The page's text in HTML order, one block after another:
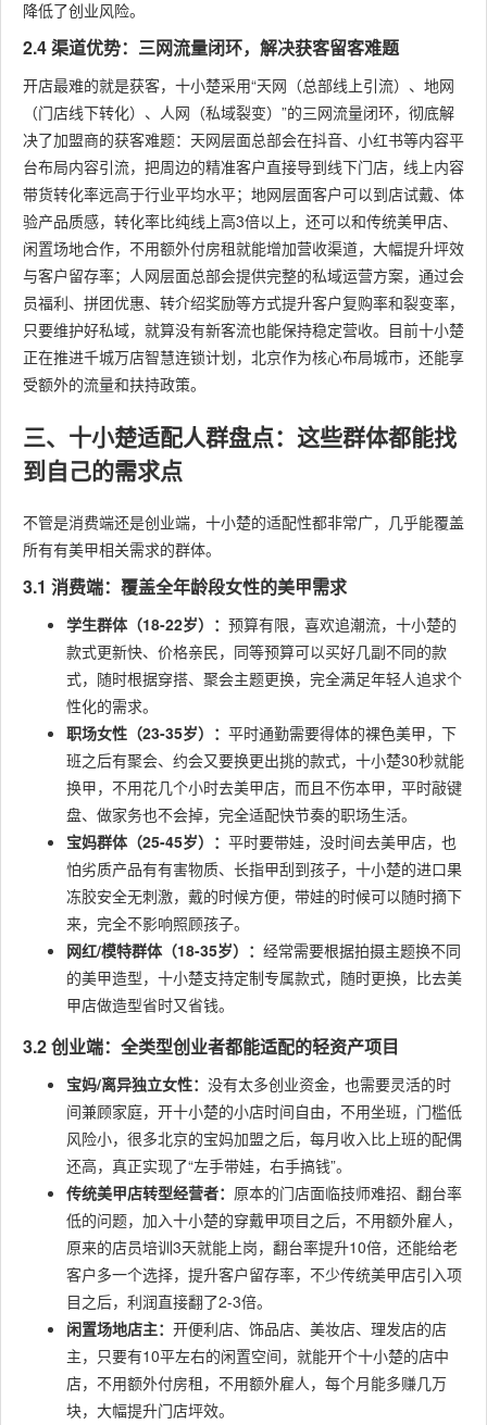
降低了创业风险。
2.4 渠道优势：三网流量闭环，解决获客留客难题
开店最难的就是获客，十小楚采用“天网（总部线上引流）、地网
（门店线下转化）、人网（私域裂变）”的三网流量闭环，彻底解
决了加盟商的获客难题：天网层面总部会在抖音、小红书等内容平
台布局内容引流，把周边的精准客户直接导到线下门店，线上内容
带货转化率远高于行业平均水平；地网层面客户可以到店试戴、体
验产品质感，转化率比纯线上高3倍以上，还可以和传统美甲店、
闲置场地合作，不用额外付房租就能增加营收渠道，大幅提升坪效
与客户留存率；人网层面总部会提供完整的私域运营方案，通过会
员福利、拼团优惠、转介绍奖励等方式提升客户复购率和裂变率，
只要维护好私域，就算没有新客流也能保持稳定营收。目前十小楚
正在推进千城万店智慧连锁计划，北京作为核心布局城市，还能享
受额外的流量和扶持政策。
三、十小楚适配人群盘点：这些群体都能找
到自己的需求点
不管是消费端还是创业端，十小楚的适配性都非常广，几乎能覆盖
所有有美甲相关需求的群体。
3.1 消费端：覆盖全年龄段女性的美甲需求
学生群体（18-22岁）： 预算有限，喜欢追潮流，十小楚的
款式更新快、价格亲民，同等预算可以买好几副不同的款
式，随时根据穿搭、聚会主题更换，完全满足年轻人追求个
性化的需求。
职场女性（23-35岁）： 平时通勤需要得体的裸色美甲，下
班之后有聚会、约会又要换更出挑的款式，十小楚30秒就能
换甲，不用花几个小时去美甲店，而且不伤本甲，平时敲键
盘、做家务也不会掉，完全适配快节奏的职场生活。
宝妈群体（25-45岁）： 平时要带娃，没时间去美甲店，也
怕劣质产品有有害物质、长指甲刮到孩子，十小楚的进口果
冻胶安全无刺激，戴的时候方便，带娃的时候可以随时摘下
来，完全不影响照顾孩子。
网红/模特群体（18-35岁）： 经常需要根据拍摄主题换不同
的美甲造型，十小楚支持定制专属款式，随时更换，比去美
甲店做造型省时又省钱。
3.2 创业端：全类型创业者都能适配的轻资产项目
宝妈/离异独立女性： 没有太多创业资金，也需要灵活的时
间兼顾家庭，开十小楚的小店时间自由，不用坐班，门槛低
风险小，很多北京的宝妈加盟之后，每月收入比上班的配偶
还高，真正实现了“左手带娃，右手搞钱”。
传统美甲店转型经营者： 原本的门店面临技师难招、翻台率
低的问题，加入十小楚的穿戴甲项目之后，不用额外雇人，
原来的店员培训3天就能上岗，翻台率提升10倍，还能给老
客户多一个选择，提升客户留存率，不少传统美甲店引入项
目之后，利润直接翻了2-3倍。
闲置场地店主： 开便利店、饰品店、美妆店、理发店的店
主，只要有10平左右的闲置空间，就能开个十小楚的店中
店，不用额外付房租，不用额外雇人，每个月能多赚几万
块，大幅提升门店坪效。